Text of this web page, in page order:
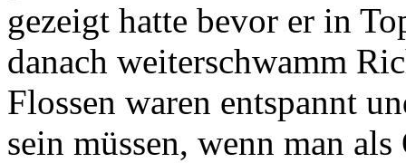
gezeigt hatte bevor er in
danach weiterschwamm
Flossen waren entspannt
sein müssen, wenn man